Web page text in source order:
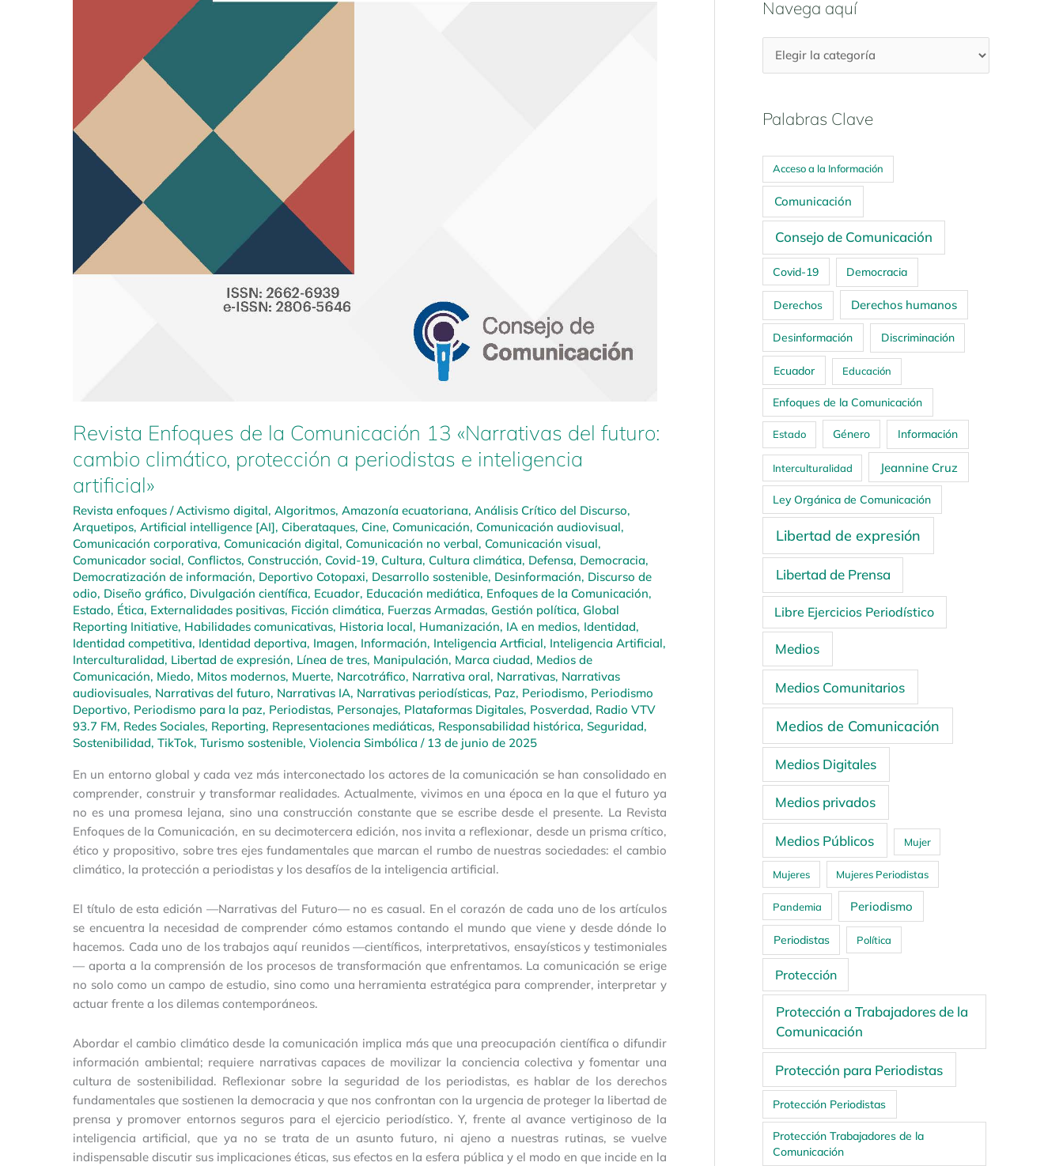
Revista Enfoques de la Comunicación 13 «Narrativas del futuro:
cambio climático, protección a periodistas e inteligencia
artificial»
Revista enfoques /Activismo digital, Algoritmos, Amazonía ecuatoriana, Análisis Crítico del Discurso,
Arquetipos, Artificial intelligence [AI], Ciberataques, Cine, Comunicación, Comunicación audiovisual,
Comunicación corporativa, Comunicación digital, Comunicación no verbal, Comunicación visual,
Comunicador social, Conflictos, Construcción, Covid-19, Cultura, Cultura climática, Defensa, Democracia,
Democratización de información, Deportivo Cotopaxi, Desarrollo sostenible, Desinformación, Discurso de
odio, Diseño gráfico, Divulgación científica, Ecuador, Educación mediática, Enfoques de la Comunicación,
Estado, Ética, Externalidades positivas, Ficción climática, Fuerzas Armadas, Gestión política, Global
Reporting Initiative, Habilidades comunicativas, Historia local, Humanización, IA en medios, Identidad,
Identidad competitiva, Identidad deportiva, Imagen, Información, Inteligencia Artficial, Inteligencia Artificial,
Interculturalidad, Libertad de expresión, Línea de tres, Manipulación, Marca ciudad, Medios de
Comunicación, Miedo, Mitos modernos, Muerte, Narcotráfico, Narrativa oral, Narrativas, Narrativas
audiovisuales, Narrativas del futuro, Narrativas IA, Narrativas periodísticas, Paz, Periodismo, Periodismo
Deportivo, Periodismo para la paz, Periodistas, Personajes, Plataformas Digitales, Posverdad, Radio VTV
93.7 FM, Redes Sociales, Reporting, Representaciones mediáticas, Responsabilidad histórica, Seguridad,
Sostenibilidad, TikTok, Turismo sostenible, Violencia Simbólica / 13 de junio de 2025
En un entorno global y cada vez más interconectado los actores de la comunicación se han consolidado en
comprender, construir y transformar realidades. Actualmente, vivimos en una época en la que el futuro ya
no es una promesa lejana, sino una construcción constante que se escribe desde el presente. La Revista
Enfoques de la Comunicación, en su decimotercera edición, nos invita a reflexionar, desde un prisma crítico,
ético y propositivo, sobre tres ejes fundamentales que marcan el rumbo de nuestras sociedades: el cambio
climático, la protección a periodistas y los desafíos de la inteligencia artificial.
El título de esta edición —Narrativas del Futuro— no es casual. En el corazón de cada uno de los artículos
se encuentra la necesidad de comprender cómo estamos contando el mundo que viene y desde dónde lo
hacemos. Cada uno de los trabajos aquí reunidos —científicos, interpretativos, ensayísticos y testimoniales
— aporta a la comprensión de los procesos de transformación que enfrentamos. La comunicación se erige
no solo como un campo de estudio, sino como una herramienta estratégica para comprender, interpretar y
actuar frente a los dilemas contemporáneos.
Abordar el cambio climático desde la comunicación implica más que una preocupación científica o difundir
información ambiental; requiere narrativas capaces de movilizar la conciencia colectiva y fomentar una
cultura de sostenibilidad. Reflexionar sobre la seguridad de los periodistas, es hablar de los derechos
fundamentales que sostienen la democracia y que nos confrontan con la urgencia de proteger la libertad de
prensa y promover entornos seguros para el ejercicio periodístico. Y, frente al avance vertiginoso de la
inteligencia artificial, que ya no se trata de un asunto futuro, ni ajeno a nuestras rutinas, se vuelve
indispensable discutir sus implicaciones éticas, sus efectos en la esfera pública y el modo en que incide en la
Navega aquí
Palabras Clave
Acceso a la Información
Comunicación
Consejo de Comunicación
Covid-19 Democracia
Derechos Derechos humanos
Desinformación Discriminación
Ecuador Educación
Enfoques de la Comunicación
Estado Género Información
Interculturalidad Jeannine Cruz
Ley Orgánica de Comunicación
Libertad de expresión
Libertad de Prensa
Libre Ejercicios Periodístico
Medios
Medios Comunitarios
Medios de Comunicación
Medios Digitales
Medios privados
Medios Públicos Mujer
Mujeres Mujeres Periodistas
Pandemia Periodismo
Periodistas Política
Protección
Protección a Trabajadores de la
Comunicación
Protección para Periodistas
Protección Periodistas
Protección Trabajadores de la
Comunicación